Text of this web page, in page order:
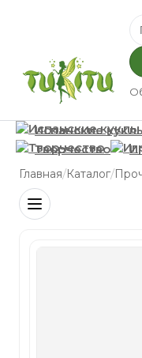
Испанские
Творчество
Главная/Каталог/